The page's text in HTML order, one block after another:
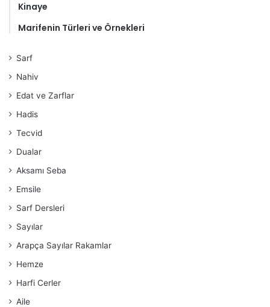
Kinaye
Marifenin Türleri ve Örnekleri
Sarf
Nahiv
Edat ve Zarflar
Hadis
Tecvid
Dualar
Aksamı Seba
Emsile
Sarf Dersleri
Sayılar
Arapça Sayılar Rakamlar
Hemze
Harfi Cerler
Aile